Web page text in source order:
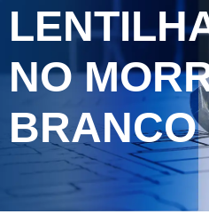
NO
BRANCO